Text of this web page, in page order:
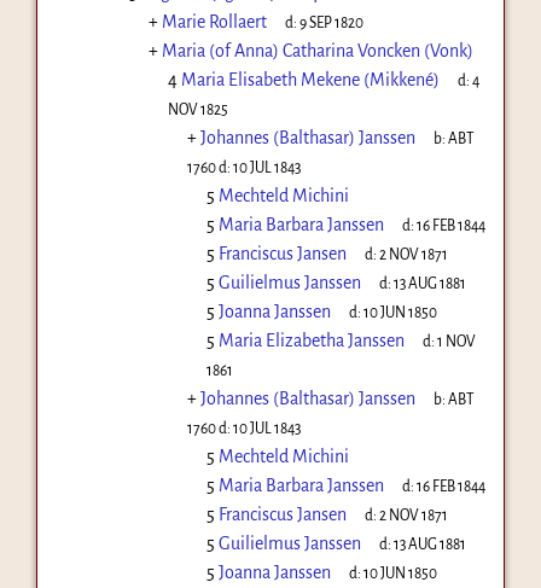
+ Marie Rollaert d:9 SEP 1820
+ Maria (of Anna) Catharina Voncken (Vonk)
4 Maria Elisabeth Mekene (Mikkené) d:4
NOV 1825
+Johannes (Balthasar) Janssen b:ABT
1760d: 10 JUL 1843
5 Mechteld Michini
5 Maria Barbara Janssen d:16 FEB 1844
5 Franciscus Jansen d:2 NOV 1871
5 Guilielmus Janssen d:13 AUG 1881
5 Joanna Janssen d:10 JUN 1850
5 Maria Elizabetha Janssen d:1 NOV
1861
+Johannes (Balthasar) Janssen b:ABT
1760d: 10 JUL 1843
5 Mechteld Michini
5 Maria Barbara Janssen d:16 FEB 1844
5 Franciscus Jansen d:2 NOV 1871
5 Guilielmus Janssen d:13 AUG 1881
5 Joanna Janssen d:10 JUN 1850